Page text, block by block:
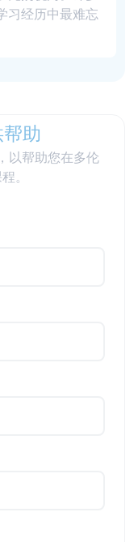
习经历中最难忘
助
以帮助您在多伦
。